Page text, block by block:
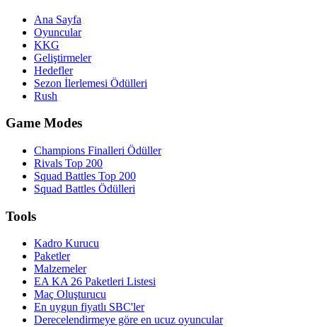
Ana Sayfa
Oyuncular
KKG
Geliştirmeler
Hedefler
Sezon İlerlemesi Ödülleri
Rush
Game Modes
Champions Finalleri Ödüller
Rivals Top 200
Squad Battles Top 200
Squad Battles Ödülleri
Tools
Kadro Kurucu
Paketler
Malzemeler
EA KA 26 Paketleri Listesi
Maç Oluşturucu
En uygun fiyatlı SBC'ler
Derecelendirmeye göre en ucuz oyuncular